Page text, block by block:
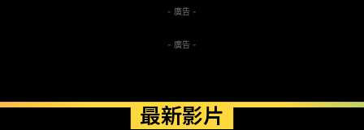
- 廣告 -
- 廣告 -
最新影片